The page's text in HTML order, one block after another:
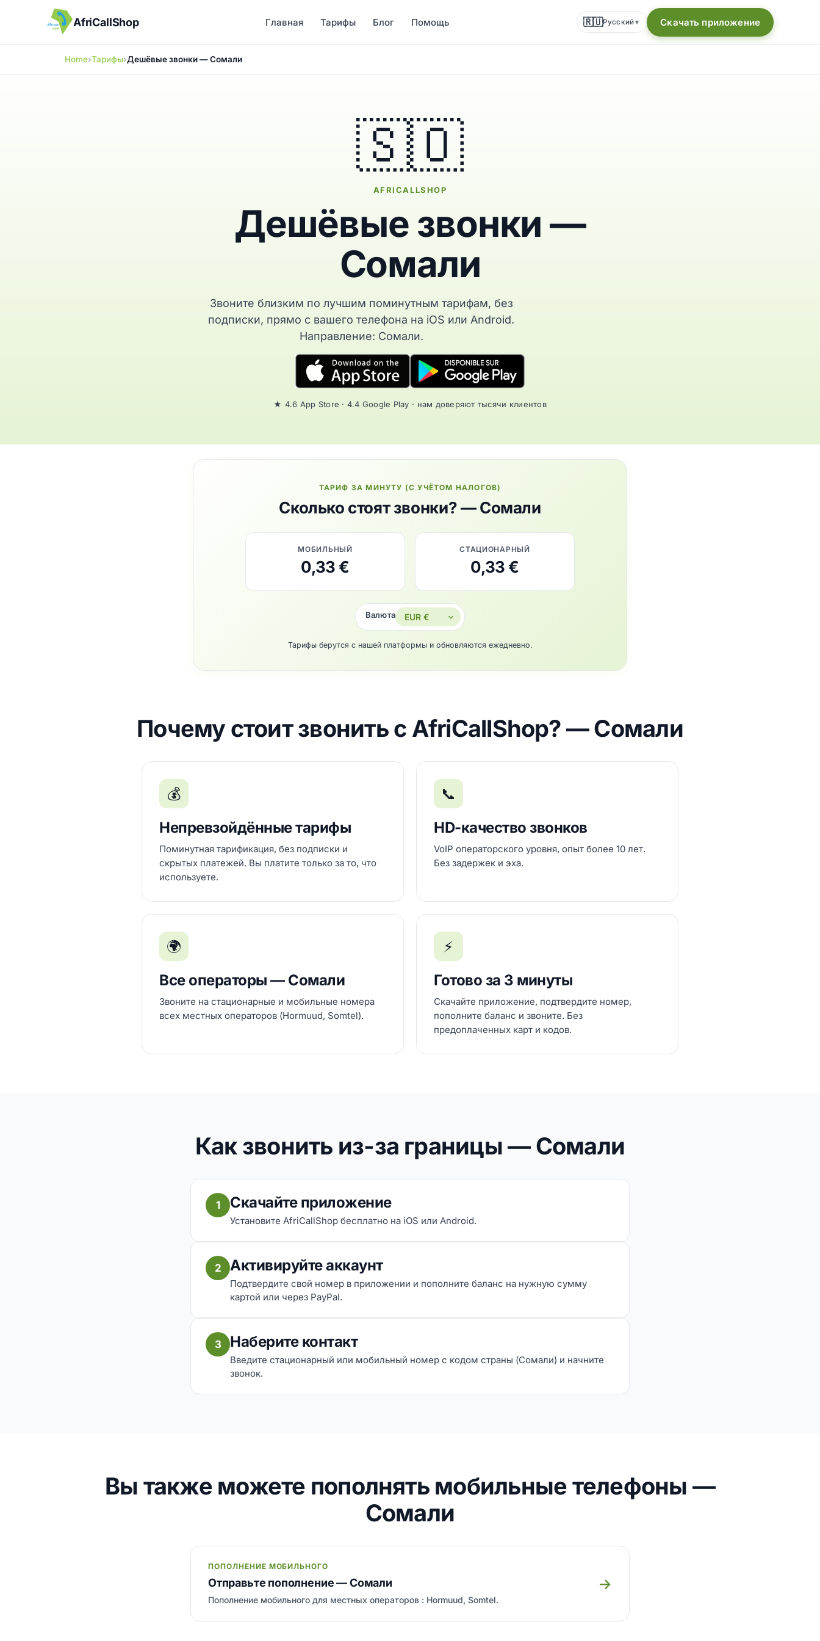
AfriCallShop Главная Тарифы Блог Помощь 🇷🇺Русский▾ Скачать приложение
Home Тарифы Дешёвые звонки — Сомали
🇸🇴
AFRICALLSHOP
Дешёвые звонки —
Сомали
Звоните близким по лучшим поминутным тарифам, без
подписки, прямо с вашего телефона на iOS или Android.
Направление: Сомали.
★ 4.6 App Store · 4.4 Google Play · нам доверяют тысячи клиентов
ТАРИФ ЗА МИНУТУ (С УЧЁТОМ НАЛОГОВ)
Сколько стоят звонки? — Сомали
МОБИЛЬНЫЙ
0,33 €
СТАЦИОНАРНЫЙ
0,33 €
Валюта
Тарифы берутся с нашей платформы и обновляются ежедневно.
Почему стоит звонить с AfriCallShop? — Сомали
💰
Непревзойдённые тарифы
Поминутная тарификация, без подписки и
скрытых платежей. Вы платите только за то, что
используете.
📞
HD-качество звонков
VoIP операторского уровня, опыт более 10 лет.
Без задержек и эха.
🌍
Все операторы — Сомали
Звоните на стационарные и мобильные номера
всех местных операторов (Hormuud, Somtel).
⚡
Готово за 3 минуты
Скачайте приложение, подтвердите номер,
пополните баланс и звоните. Без
предоплаченных карт и кодов.
Как звонить из-за границы — Сомали
1 Скачайте приложение
Установите AfriCallShop бесплатно на iOS или Android.
2 Активируйте аккаунт
Подтвердите свой номер в приложении и пополните баланс на нужную сумму
картой или через PayPal.
3 Наберите контакт
Введите стационарный или мобильный номер с кодом страны (Сомали) и начните
звонок.
Вы также можете пополнять мобильные телефоны —
Сомали
ПОПОЛНЕНИЕ МОБИЛЬНОГО
Отправьте пополнение — Сомали
Пополнение мобильного для местных операторов : Hormuud, Somtel.
→